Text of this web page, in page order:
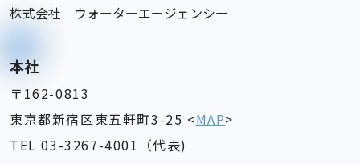
株式会社 ウォーターエージェンシー
本社
〒162-0813
東京都新宿区東五軒町3-25 <MAP>
TEL 03-3267-4001（代表)